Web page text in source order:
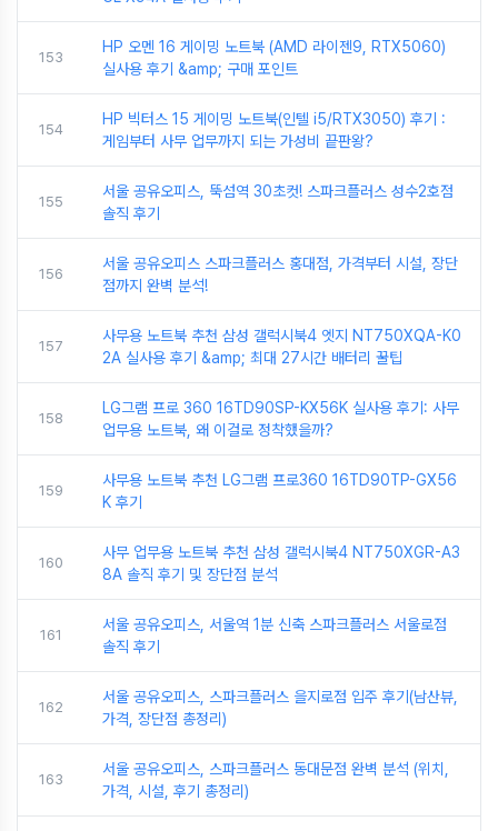
153
HP 오멘 16 게이밍 노트북 (AMD 라이젠9, RTX5060)
실사용 후기 &amp; 구매 포인트
154
HP 빅터스 15 게이밍 노트북(인텔 i5/RTX3050) 후기 :
게임부터 사무 업무까지 되는 가성비 끝판왕?
155
서울 공유오피스, 뚝섬역 30초컷! 스파크플러스 성수2호점
솔직 후기
156
서울 공유오피스 스파크플러스 홍대점, 가격부터 시설, 장단
점까지 완벽 분석!
157
사무용 노트북 추천 삼성 갤럭시북4 엣지 NT750XQA-K0
2A 실사용 후기 &amp; 최대 27시간 배터리 꿀팁
158
LG그램 프로 360 16TD90SP-KX56K 실사용 후기: 사무
업무용 노트북, 왜 이걸로 정착했을까?
159
사무용 노트북 추천 LG그램 프로360 16TD90TP-GX56
K 후기
160
사무 업무용 노트북 추천 삼성 갤럭시북4 NT750XGR-A3
8A 솔직 후기 및 장단점 분석
161
서울 공유오피스, 서울역 1분 신축 스파크플러스 서울로점
솔직 후기
162
서울 공유오피스, 스파크플러스 을지로점 입주 후기(남산뷰,
가격, 장단점 총정리)
163
서울 공유오피스, 스파크플러스 동대문점 완벽 분석 (위치,
가격, 시설, 후기 총정리)